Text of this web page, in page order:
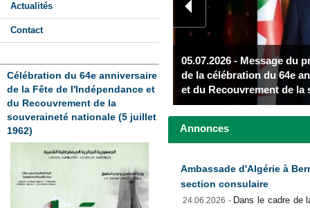
Actualités
Contact
Célébration du 64e anniversaire
de la Fête de l'Indépendance et
du Recouvrement de la
souveraineté nationale (5 juillet
1962)
Annonces
Ambassade d'Algérie à
section consulaire
24.06.2026 - Dans le cadre de